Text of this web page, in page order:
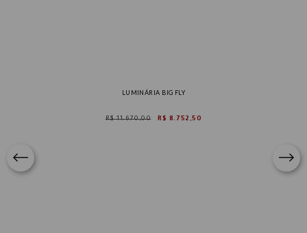
LUMINÁRIA BIG FLY
R$ 11.670,00 R$ 8.752,50